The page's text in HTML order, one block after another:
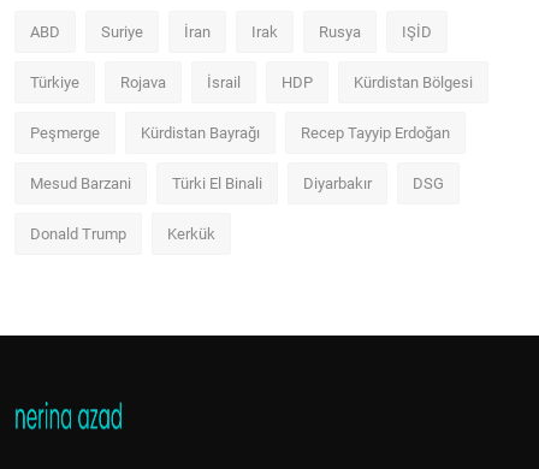
ABD Suriye İran Irak Rusya IŞİD
Türkiye Rojava İsrail HDP Kürdistan Bölgesi
Peşmerge Kürdistan Bayrağı Recep Tayyip Erdoğan
Mesud Barzani Türki El Binali Diyarbakır DSG
Donald Trump Kerkük